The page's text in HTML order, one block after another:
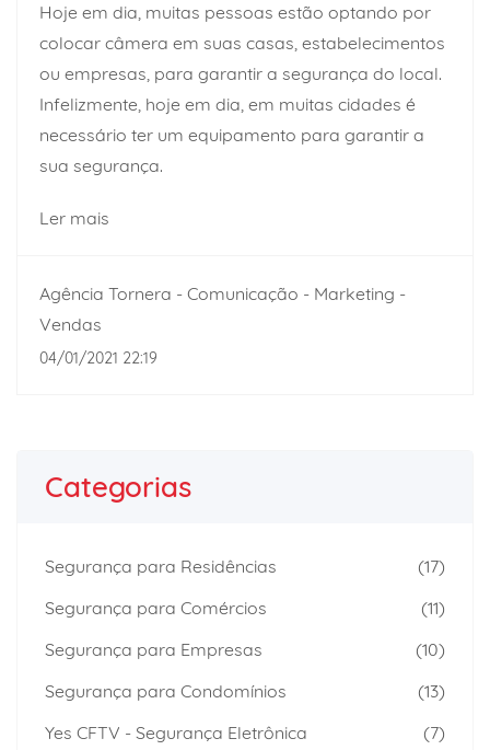
Hoje em dia, muitas pessoas estão optando por
colocar câmera em suas casas, estabelecimentos
ou empresas, para garantir a segurança do local.
Infelizmente, hoje em dia, em muitas cidades é
necessário ter um equipamento para garantir a
sua segurança.
Ler mais
Agência Tornera - Comunicação - Marketing -
Vendas
04/01/2021 22:19
Categorias
Segurança para Residências
(17)
Segurança para Comércios
(11)
Segurança para Empresas
(10)
Segurança para Condomínios
(13)
Yes CFTV - Segurança Eletrônica
(7)